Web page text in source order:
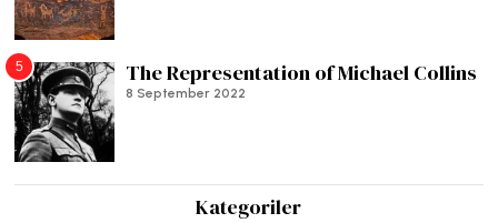
5 The Representation of Michael Collins
8 September 2022
Kategoriler